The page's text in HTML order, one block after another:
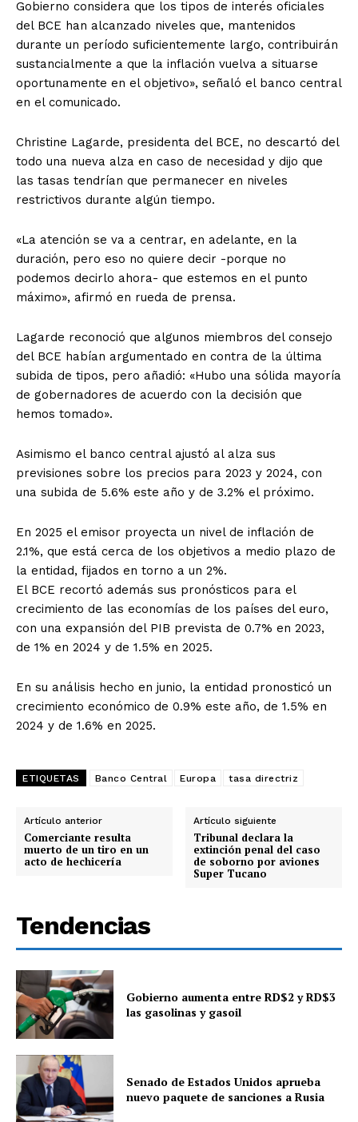
Gobierno considera que los tipos de interés oficiales
del BCE han alcanzado niveles que, mantenidos
durante un período suficientemente largo, contribuirán
sustancialmente a que la inflación vuelva a situarse
oportunamente en el objetivo», señaló el banco central
en el comunicado.
Christine Lagarde, presidenta del BCE, no descartó del
todo una nueva alza en caso de necesidad y dijo que
las tasas tendrían que permanecer en niveles
restrictivos durante algún tiempo.
«La atención se va a centrar, en adelante, en la
duración, pero eso no quiere decir -porque no
podemos decirlo ahora- que estemos en el punto
máximo», afirmó en rueda de prensa.
Lagarde reconoció que algunos miembros del consejo
del BCE habían argumentado en contra de la última
subida de tipos, pero añadió: «Hubo una sólida mayoría
de gobernadores de acuerdo con la decisión que
hemos tomado».
Asimismo el banco central ajustó al alza sus
previsiones sobre los precios para 2023 y 2024, con
una subida de 5.6% este año y de 3.2% el próximo.
En 2025 el emisor proyecta un nivel de inflación de
2.1%, que está cerca de los objetivos a medio plazo de
la entidad, fijados en torno a un 2%.
El BCE recortó además sus pronósticos para el
crecimiento de las economías de los países del euro,
con una expansión del PIB prevista de 0.7% en 2023,
de 1% en 2024 y de 1.5% en 2025.
En su análisis hecho en junio, la entidad pronosticó un
crecimiento económico de 0.9% este año, de 1.5% en
2024 y de 1.6% en 2025.
ETIQUETAS Banco Central Europa tasa directriz
Artículo anterior
Comerciante resulta
muerto de un tiro en un
acto de hechicería
Artículo siguiente
Tribunal declara la
extinción penal del caso
de soborno por aviones
Super Tucano
Tendencias
Gobierno aumenta entre RD$2 y RD$3
las gasolinas y gasoil
Senado de Estados Unidos aprueba
nuevo paquete de sanciones a Rusia